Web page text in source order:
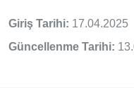
Giriş Tarihi: 17.04.2025
Güncellenme Tarihi: